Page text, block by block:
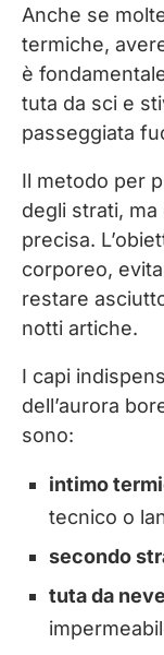
Anche se
termiche,
è
tuta da sci e
passeggiata
Il metodo per
degli strati,
precisa.
corporeo,
restare
notti artiche.
I capi
dell’aurora
sono:
intimo
tecnico o
secondo
tuta da neve